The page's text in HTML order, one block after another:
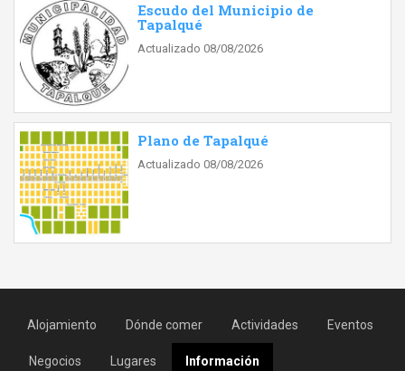
Escudo del Municipio de
Tapalqué
Actualizado 08/08/2026
Plano de Tapalqué
Actualizado 08/08/2026
Alojamiento Dónde comer Actividades Eventos
Negocios Lugares Información